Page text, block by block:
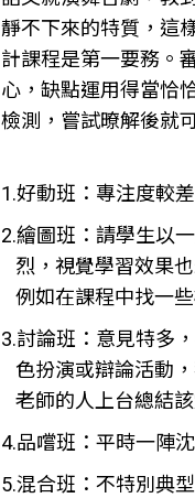
靜不下來的特質，這
計課程是第一要務。
心，缺點運用得當恰
檢測，嘗試暸解後就
1.好動班：專注度較
2.繪圖班：請學生以
烈，視覺學習效果
例如在課程中找一
3.討論班：意見特多
色扮演或辯論活動
老師的人上台總結
4.品嚐班：平時一陣
5.混合班：不特別典